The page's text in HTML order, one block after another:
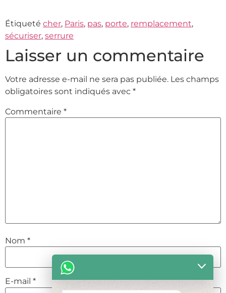
Étiqueté cher, Paris, pas, porte, remplacement,
sécuriser, serrure
Laisser un commentaire
Votre adresse e-mail ne sera pas publiée. Les champs
obligatoires sont indiqués avec *
Commentaire *
Nom *
E-mail *